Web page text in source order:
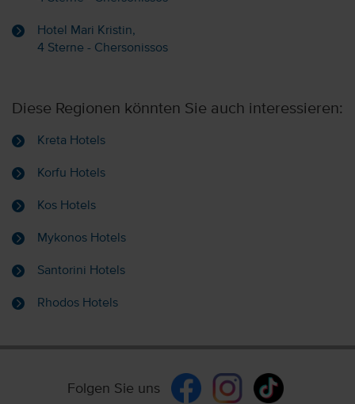
Hotel Mari Kristin,
4 Sterne - Chersonissos
Diese Regionen könnten Sie auch interessieren:
Kreta Hotels
Korfu Hotels
Kos Hotels
Mykonos Hotels
Santorini Hotels
Rhodos Hotels
Folgen Sie uns